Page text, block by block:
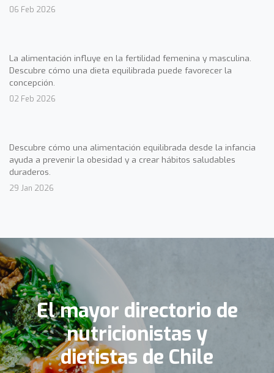
06 Feb 2026
La alimentación influye en la fertilidad femenina y masculina.
Descubre cómo una dieta equilibrada puede favorecer la
concepción.
02 Feb 2026
Descubre cómo una alimentación equilibrada desde la infancia
ayuda a prevenir la obesidad y a crear hábitos saludables
duraderos.
29 Jan 2026
El mayor directorio de
nutricionistas y
dietistas de Chile